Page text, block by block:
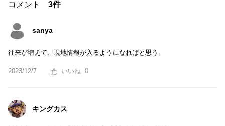
コメント 3件
sanya
往来が増えて、現地情報が入るようになればと思う。
2023/12/7 0
キングカス